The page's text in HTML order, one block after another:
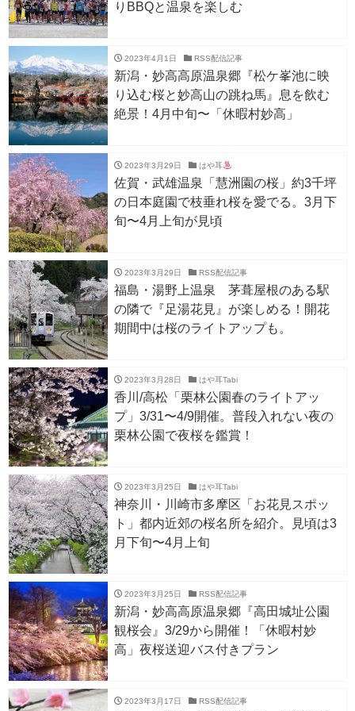
りBBQと温泉を楽しむ
2023年4月1日 RSS配信記事
新潟・妙高高原温泉郷『松ケ峯池に映
り込む桜と妙高山の跳ね馬』息を飲む
絶景！4月中旬〜「休暇村妙高」
2023年3月29日 はや耳
佐賀・武雄温泉「慧洲園の桜」約3千坪
の日本庭園で枝垂れ桜を愛でる。3月下
旬〜4月上旬が見頃
2023年3月29日 RSS配信記事
福島・湯野上温泉 茅葺屋根のある駅
の隣で『足湯花見』が楽しめる！開花
期間中は桜のライトアップも。
2023年3月28日 はや耳Tabi
香川/高松「栗林公園春のライトアッ
プ」3/31〜4/9開催。普段入れない夜の
栗林公園で夜桜を鑑賞！
2023年3月25日 はや耳Tabi
神奈川・川崎市多摩区「お花見スポッ
ト」都内近郊の桜名所を紹介。見頃は3
月下旬〜4月上旬
2023年3月25日 RSS配信記事
新潟・妙高高原温泉郷『高田城址公園
観桜会』3/29から開催！「休暇村妙
高」夜桜送迎バス付きプラン
2023年3月17日 RSS配信記事